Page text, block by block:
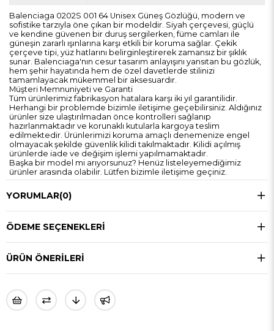
Balenciaga 0202S 001 64 Unisex Güneş Gözlüğü, modern ve
sofistike tarzıyla öne çıkan bir modeldir. Siyah çerçevesi, güçlü
ve kendine güvenen bir duruş sergilerken, füme camları ile
güneşin zararlı ışınlarına karşı etkili bir koruma sağlar. Çekik
çerçeve tipi, yüz hatlarını belirginleştirerek zamansız bir şıklık
sunar. Balenciaga'nın cesur tasarım anlayışını yansıtan bu gözlük,
hem şehir hayatında hem de özel davetlerde stilinizi
tamamlayacak mükemmel bir aksesuardır.
Müşteri Memnuniyeti ve Garanti
Tüm ürünlerimiz fabrikasyon hatalara karşı iki yıl garantilidir.
Herhangi bir problemde bizimle iletişime geçebilirsiniz. Aldığınız
ürünler size ulaştırılmadan önce kontrolleri sağlanıp
hazırlanmaktadır ve korunaklı kutularla kargoya teslim
edilmektedir. Ürünlerimizi koruma amaçlı denemenize engel
olmayacak şekilde güvenlik kilidi takılmaktadır. Kilidi açılmış
ürünlerde iade ve değişim işlemi yapılmamaktadır.
Başka bir model mi arıyorsunuz? Henüz listeleyemediğimiz
ürünler arasında olabilir. Lütfen bizimle iletişime geçiniz.
YORUMLAR(0)
ÖDEME SEÇENEKLERI
ÜRÜN ÖNERILERI